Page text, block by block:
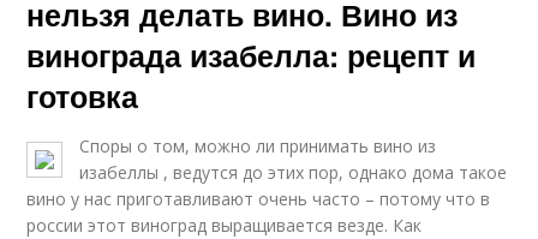
нельзя делать вино. Вино из
винограда изабелла: рецепт и
готовка
Споры о том, можно ли принимать вино из
изабеллы , ведутся до этих пор, однако дома такое
вино у нас приготавливают очень часто – потому что в
россии этот виноград выращивается везде. Как